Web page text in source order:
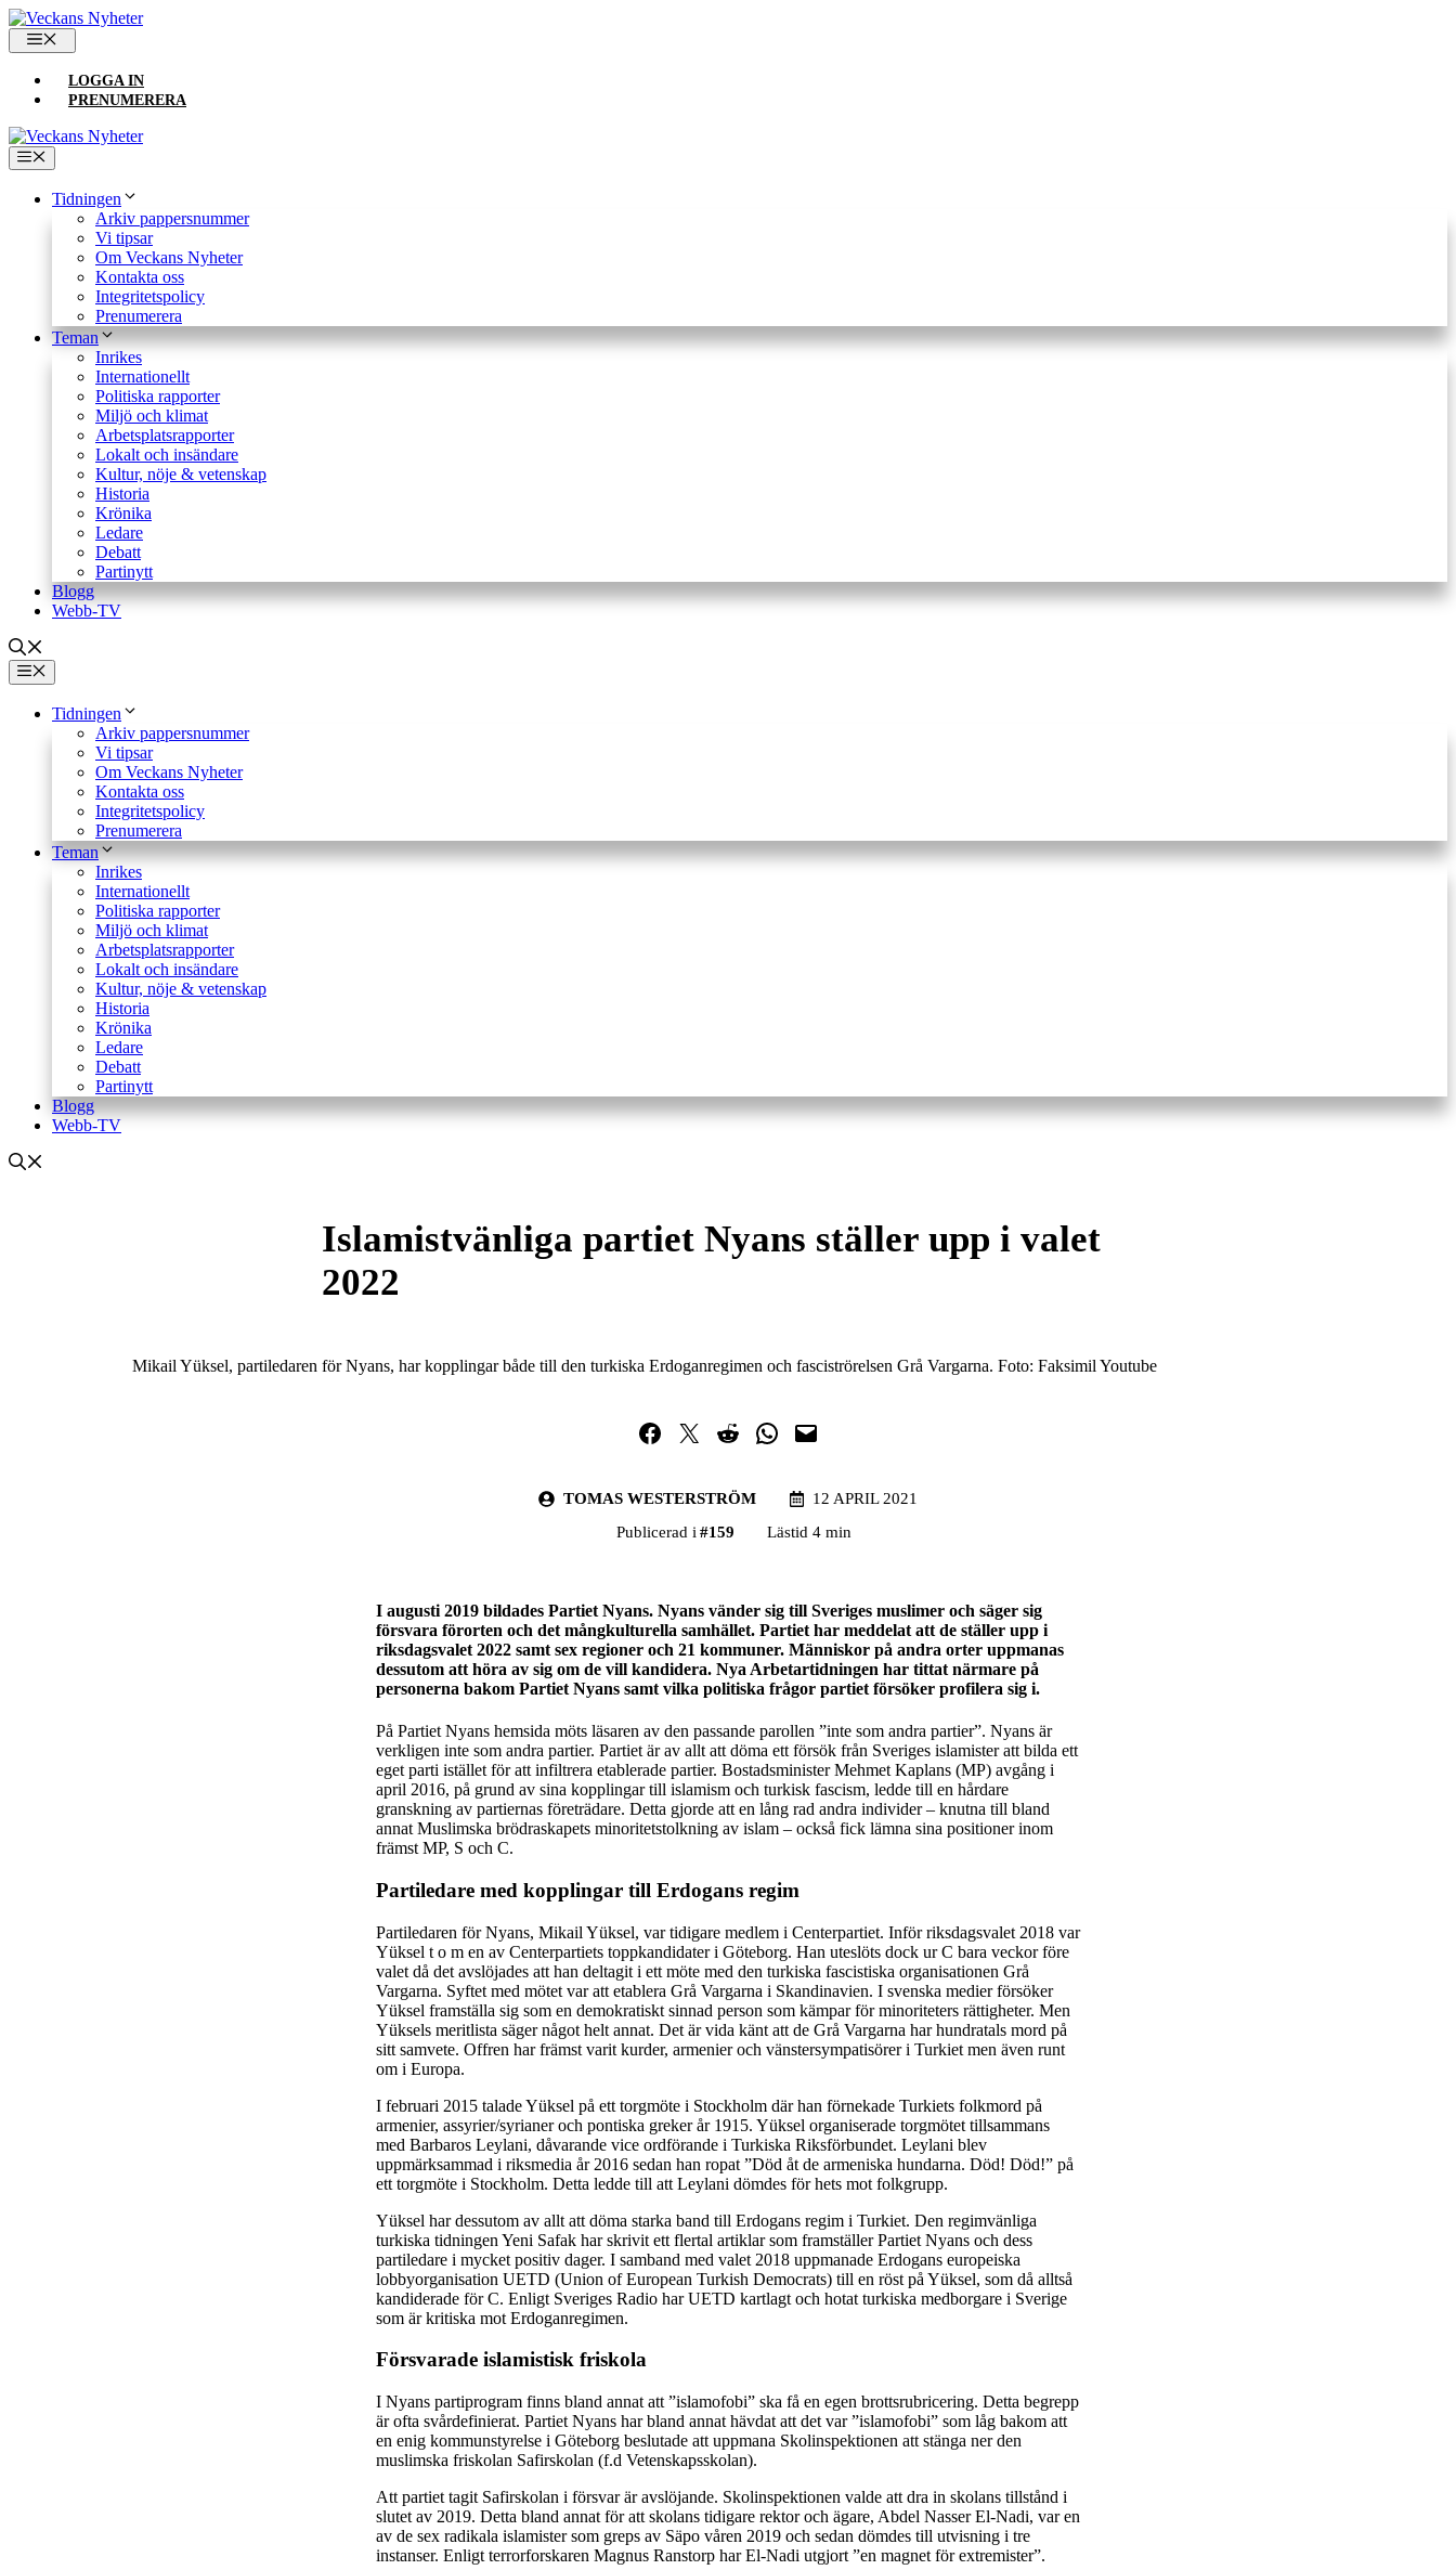
Hoppa
till
innehåll
LOGGA IN
PRENUMERERA
Meny
Tidningen
Arkiv pappersnummer
Vi tipsar
Om Veckans Nyheter
Kontakta oss
Integritetspolicy
Prenumerera
Teman
Inrikes
Internationellt
Politiska rapporter
Miljö och klimat
Arbetsplatsrapporter
Lokalt och insändare
Kultur, nöje & vetenskap
Historia
Krönika
Ledare
Debatt
Partinytt
Blogg
Webb-TV
Meny
Tidningen
Arkiv pappersnummer
Vi tipsar
Om Veckans Nyheter
Kontakta oss
Integritetspolicy
Prenumerera
Teman
Inrikes
Internationellt
Politiska rapporter
Miljö och klimat
Arbetsplatsrapporter
Lokalt och insändare
Kultur, nöje & vetenskap
Historia
Krönika
Ledare
Debatt
Partinytt
Blogg
Webb-TV
Islamistvänliga partiet Nyans ställer upp i valet
2022
Mikail Yüksel, partiledaren för Nyans, har kopplingar både till den turkiska Erdoganregimen och fasciströrelsen Grå Vargarna. Foto: Faksimil Youtube
Dela på Facebook
Dela på TwitterDela på RedditDela i WhatsApp
Maila en länk
TOMAS WESTERSTRÖM
12 APRIL 2021
Publicerad i #159 Lästid 4 min
I augusti 2019 bildades Partiet Nyans. Nyans vänder sig till Sveriges muslimer och säger sig
försvara förorten och det mångkulturella samhället. Partiet har meddelat att de ställer upp i
riksdagsvalet 2022 samt sex regioner och 21 kommuner. Människor på andra orter uppmanas
dessutom att höra av sig om de vill kandidera. Nya Arbetartidningen har tittat närmare på
personerna bakom Partiet Nyans samt vilka politiska frågor partiet försöker profilera sig i.
På Partiet Nyans hemsida möts läsaren av den passande parollen ”inte som andra partier”. Nyans är
verkligen inte som andra partier. Partiet är av allt att döma ett försök från Sveriges islamister att bilda ett
eget parti istället för att infiltrera etablerade partier. Bostadsminister Mehmet Kaplans (MP) avgång i
april 2016, på grund av sina kopplingar till islamism och turkisk fascism, ledde till en hårdare
granskning av partiernas företrädare. Detta gjorde att en lång rad andra individer – knutna till bland
annat Muslimska brödraskapets minoritetstolkning av islam – också fick lämna sina positioner inom
främst MP, S och C.
Partiledare med kopplingar till Erdogans regim
Partiledaren för Nyans, Mikail Yüksel, var tidigare medlem i Centerpartiet. Inför riksdagsvalet 2018 var
Yüksel t o m en av Centerpartiets toppkandidater i Göteborg. Han uteslöts dock ur C bara veckor före
valet då det avslöjades att han deltagit i ett möte med den turkiska fascistiska organisationen Grå
Vargarna. Syftet med mötet var att etablera Grå Vargarna i Skandinavien. I svenska medier försöker
Yüksel framställa sig som en demokratiskt sinnad person som kämpar för minoriteters rättigheter. Men
Yüksels meritlista säger något helt annat. Det är vida känt att de Grå Vargarna har hundratals mord på
sitt samvete. Offren har främst varit kurder, armenier och vänstersympatisörer i Turkiet men även runt
om i Europa.
I februari 2015 talade Yüksel på ett torgmöte i Stockholm där han förnekade Turkiets folkmord på
armenier, assyrier/syrianer och pontiska greker år 1915. Yüksel organiserade torgmötet tillsammans
med Barbaros Leylani, dåvarande vice ordförande i Turkiska Riksförbundet. Leylani blev
uppmärksammad i riksmedia år 2016 sedan han ropat ”Död åt de armeniska hundarna. Död! Död!” på
ett torgmöte i Stockholm. Detta ledde till att Leylani dömdes för hets mot folkgrupp.
Yüksel har dessutom av allt att döma starka band till Erdogans regim i Turkiet. Den regimvänliga
turkiska tidningen Yeni Safak har skrivit ett flertal artiklar som framställer Partiet Nyans och dess
partiledare i mycket positiv dager. I samband med valet 2018 uppmanade Erdogans europeiska
lobbyorganisation UETD (Union of European Turkish Democrats) till en röst på Yüksel, som då alltså
kandiderade för C. Enligt Sveriges Radio har UETD kartlagt och hotat turkiska medborgare i Sverige
som är kritiska mot Erdoganregimen.
Försvarade islamistisk friskola
I Nyans partiprogram finns bland annat att ”islamofobi” ska få en egen brottsrubricering. Detta begrepp
är ofta svårdefinierat. Partiet Nyans har bland annat hävdat att det var ”islamofobi” som låg bakom att
en enig kommunstyrelse i Göteborg beslutade att uppmana Skolinspektionen att stänga ner den
muslimska friskolan Safirskolan (f.d Vetenskapsskolan).
Att partiet tagit Safirskolan i försvar är avslöjande. Skolinspektionen valde att dra in skolans tillstånd i
slutet av 2019. Detta bland annat för att skolans tidigare rektor och ägare, Abdel Nasser El-Nadi, var en
av de sex radikala islamister som greps av Säpo våren 2019 och sedan dömdes till utvisning i tre
instanser. Enligt terrorforskaren Magnus Ranstorp har El-Nadi utgjort ”en magnet för extremister”.